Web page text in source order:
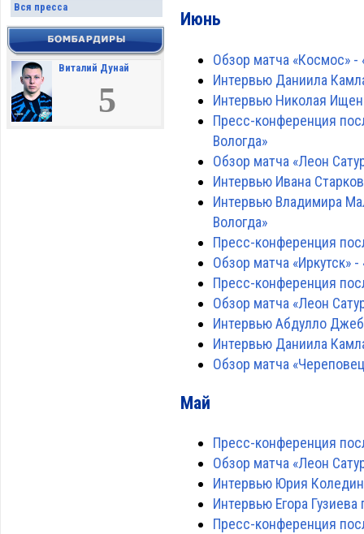
Вся пресса
Виталий Дунай
5
Июнь
Обзор матча «Космос» -
Интервью Даниила
Интервью Николая
Пресс-конференция
Вологда»
Обзор матча «Леон
Интервью Ивана
Интервью Владимира
Вологда»
Пресс-конференция
Обзор матча «Иркутск»
Пресс-конференция
Обзор матча «Леон
Интервью Абдулло
Интервью Даниила
Обзор матча
Май
Пресс-конференция
Обзор матча «Леон
Интервью Юрия
Интервью Егора
Пресс-конференция